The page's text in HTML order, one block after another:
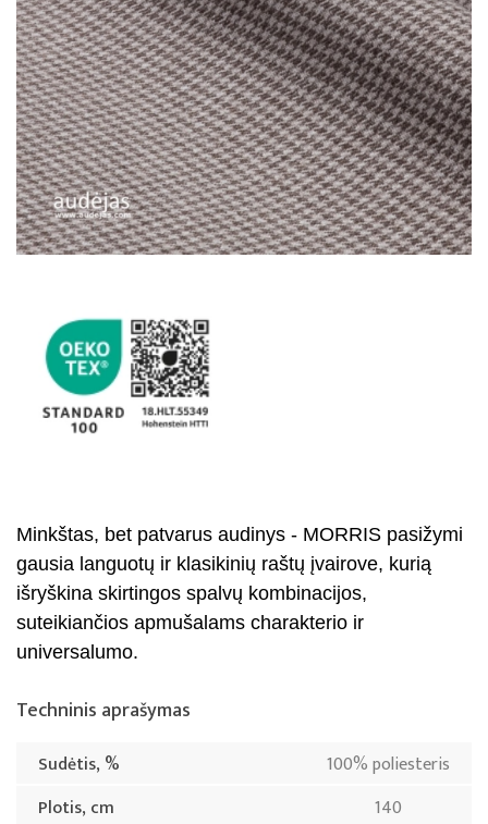
Kontaktai
Pardavimo sąlygos
Minkštas, bet patvarus audinys - MORRIS pasižymi
gausia languotų ir klasikinių raštų įvairove, kurią
išryškina skirtingos spalvų kombinacijos,
suteikiančios apmušalams charakterio ir
universalumo.
Techninis aprašymas
Sudėtis, %
100% poliesteris
Plotis, cm
140